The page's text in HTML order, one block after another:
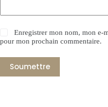
Enregistrer mon nom, mon e-
pour mon prochain commentaire.
Soumettre